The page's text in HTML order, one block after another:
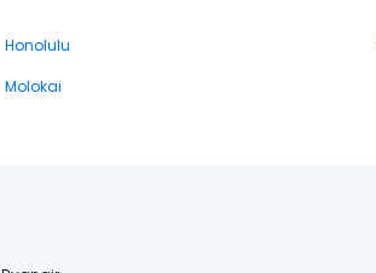
Honolulu
Molokai